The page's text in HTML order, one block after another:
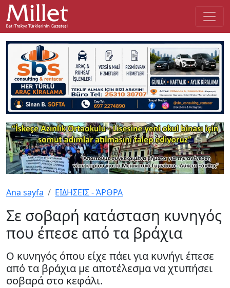
Ana sayfa ΕΙΔΗΣΕΙΣ - ΆΡΘΡΑ
Σε σοβαρή κατάσταση κυνηγός
που έπεσε από τα βράχια
Ο κυνηγός όπου είχε πάει για κυνήγι έπεσε
από τα βράχια με αποτέλεσμα να χτυπήσει
σοβαρά στο κεφάλι.